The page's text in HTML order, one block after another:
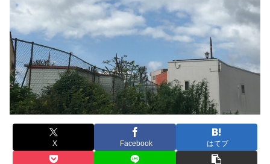
X Facebook はてブ